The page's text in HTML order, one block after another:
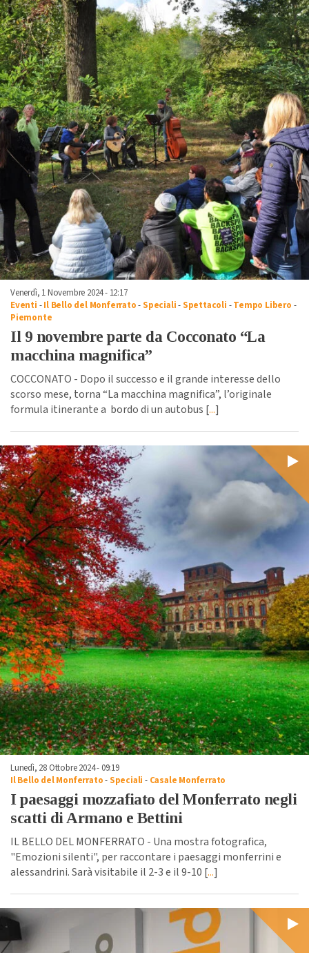
Venerdì, 1 Novembre 2024 - 12:17
Eventi -Il Bello del Monferrato-Speciali-Spettacoli -Tempo Libero -
Piemonte
Il 9 novembre parte da Cocconato “La
macchina magnifica”
COCCONATO - Dopo il successo e il grande interesse dello
scorso mese, torna “La macchina magnifica”, l’originale
formula itinerante a bordo di un autobus [...]
Lunedì, 28 Ottobre 2024 - 09:19
Il Bello del Monferrato-Speciali - Casale Monferrato
I paesaggi mozzafiato del Monferrato negli
scatti di Armano e Bettini
IL BELLO DEL MONFERRATO - Una mostra fotografica,
"Emozioni silenti", per raccontare i paesaggi monferrini e
alessandrini. Sarà visitabile il 2-3 e il 9-10 [...]